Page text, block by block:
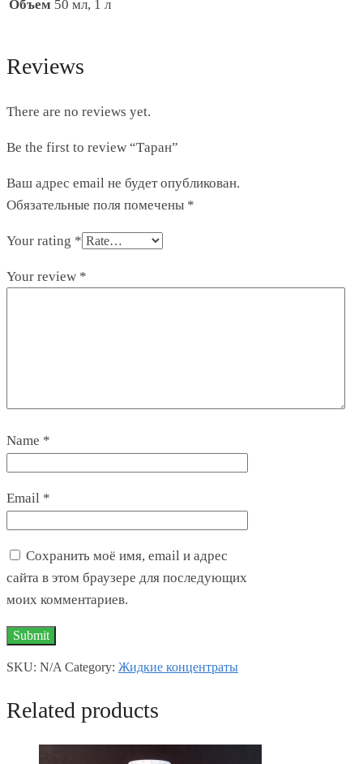
Объем 50 мл, 1 л
Reviews
There are no reviews yet.
Be the first to review “Таран”
Ваш адрес email не будет опубликован.
Обязательные поля помечены *
Your rating *
Your review *
Name *
Email *
Сохранить моё имя, email и адрес
сайта в этом браузере для последующих
моих комментариев.
SKU: N/A Category: Жидкие концентраты
Related products